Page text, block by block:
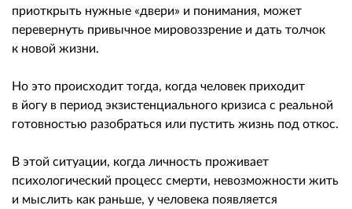
приоткрыть нужные «двери» и понимания, может
перевернуть привычное мировоззрение и дать толчок
к новой жизни.
Но это происходит тогда, когда человек приходит
в йогу в период экзистенциального кризиса с реальной
готовностью разобраться или пустить жизнь под откос.
В этой ситуации, когда личность проживает
психологический процесс смерти, невозможности жить
и мыслить как раньше, у человека появляется